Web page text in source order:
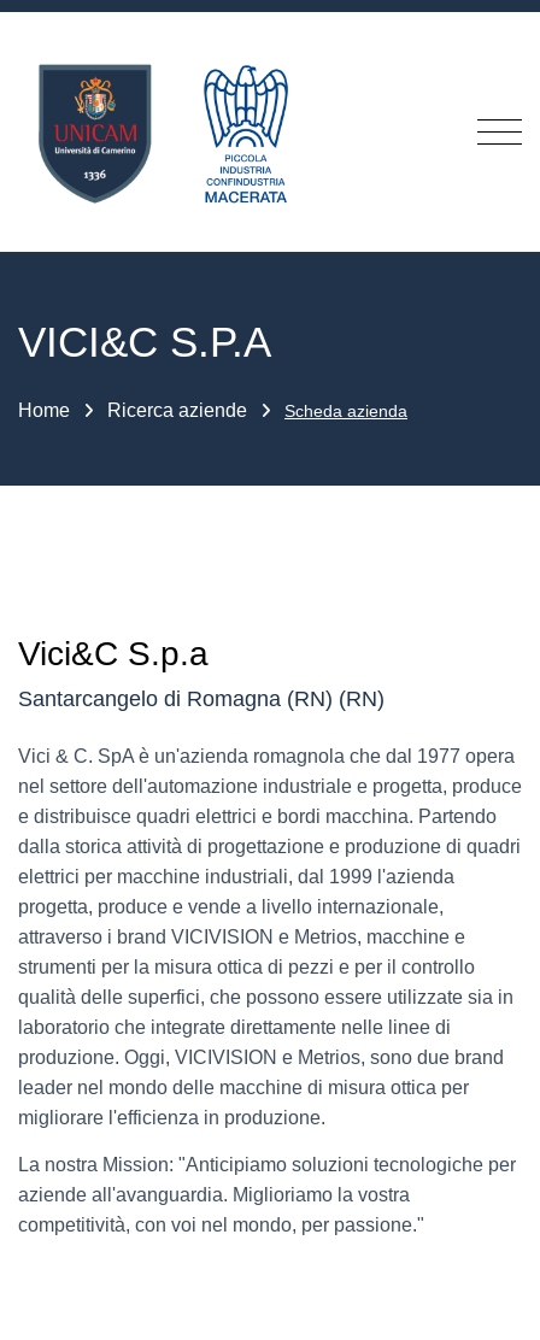
VICI&C S.P.A
Home Ricerca aziende Scheda azienda
Vici&C S.p.a
Santarcangelo di Romagna (RN) (RN)
Vici & C. SpA è un'azienda romagnola che dal 1977 opera
nel settore dell'automazione industriale e progetta, produce
e distribuisce quadri elettrici e bordi macchina. Partendo
dalla storica attività di progettazione e produzione di quadri
elettrici per macchine industriali, dal 1999 l'azienda
progetta, produce e vende a livello internazionale,
attraverso i brand VICIVISION e Metrios, macchine e
strumenti per la misura ottica di pezzi e per il controllo
qualità delle superfici, che possono essere utilizzate sia in
laboratorio che integrate direttamente nelle linee di
produzione. Oggi, VICIVISION e Metrios, sono due brand
leader nel mondo delle macchine di misura ottica per
migliorare l'efficienza in produzione.
La nostra Mission: "Anticipiamo soluzioni tecnologiche per
aziende all'avanguardia. Miglioriamo la vostra
competitività, con voi nel mondo, per passione."